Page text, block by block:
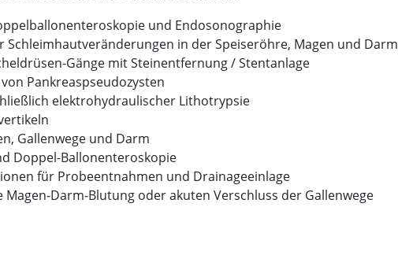
und Endosonographie
in der Speiseröhre, Magen und Darm
Gänge mit Steinentfernung / Stentanlage
Pankreaspseudozysten
elektrohydraulischer Lithotrypsie
Gallenwege und Darm
Doppel-Ballonenteroskopie
für Probeentnahmen und Drainageeinlage
Darm-Blutung oder akuten Verschluss der Gallenwege